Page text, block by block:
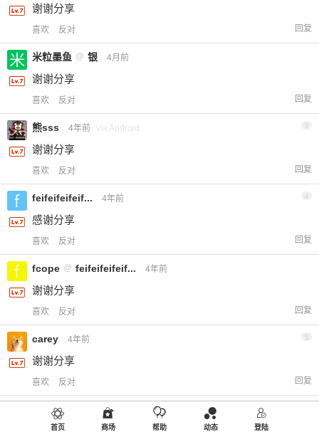
谢谢分享
喜欢 反对 回复
米粒墨鱼 @ 银 4月前
谢谢分享
喜欢 反对 回复
熊sss 4年前 via Android 3
谢谢分享
喜欢 反对 回复
feifeifeifeif... 4年前 4
感谢分享
喜欢 反对 回复
fcope @ feifeifeifeif... 4年前
谢谢分享
喜欢 反对 回复
carey 4年前 5
谢谢分享
喜欢 反对 回复
issacwongrui 4年前 via Android
首页 商场 帮助 动态 登陆